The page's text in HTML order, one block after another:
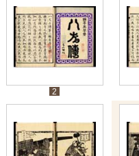
2